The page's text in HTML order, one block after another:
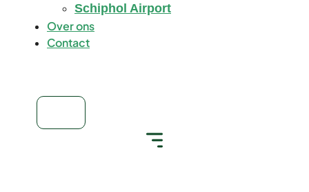
Schiphol Airport
Over ons
Contact